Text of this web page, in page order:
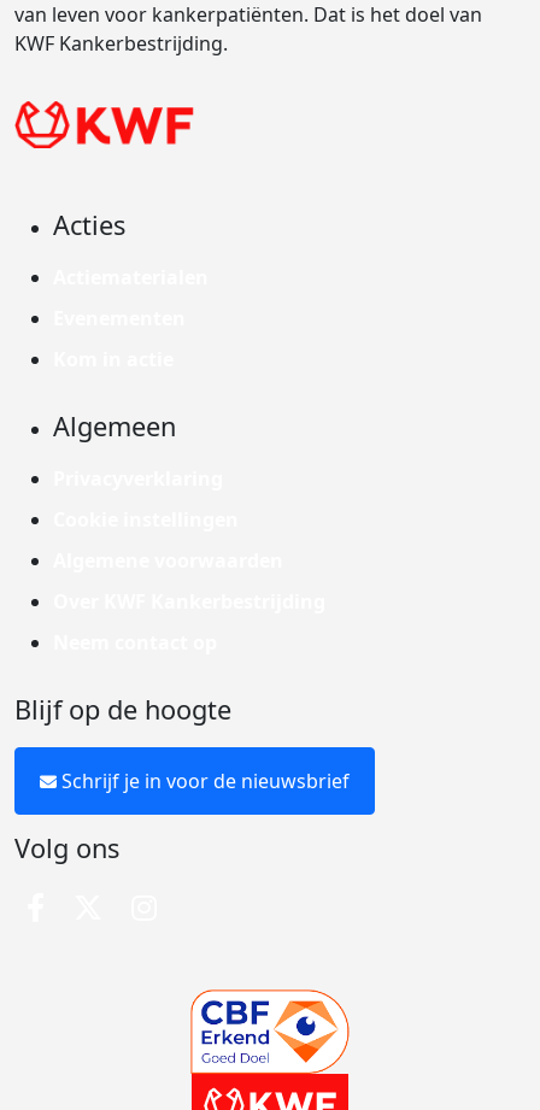
van leven voor kankerpatiënten. Dat is het doel van
KWF Kankerbestrijding.
Acties
Algemeen
Blijf op de hoogte
Schrijf je in voor de nieuwsbrief
Volg ons